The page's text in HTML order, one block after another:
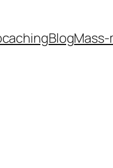
Blog